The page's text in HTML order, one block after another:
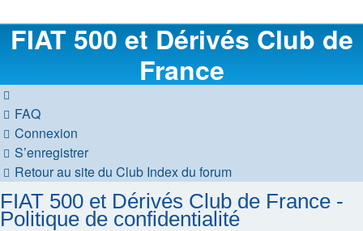
FIAT 500 et Dérivés Club de
France
FAQ
Connexion
S’enregistrer
Retour au site du Club Index du forum
FIAT 500 et Dérivés Club de France -
Politique de confidentialité